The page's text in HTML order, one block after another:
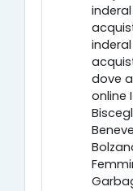
dove
online